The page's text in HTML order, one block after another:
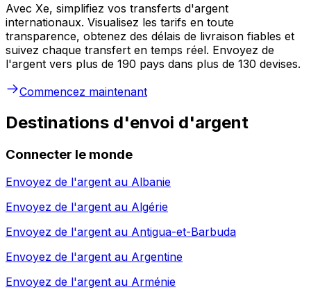
Avec Xe, simplifiez vos transferts d'argent
internationaux. Visualisez les tarifs en toute
transparence, obtenez des délais de livraison fiables et
suivez chaque transfert en temps réel. Envoyez de
l'argent vers plus de 190 pays dans plus de 130 devises.
Commencez maintenant
Destinations d'envoi d'argent
Connecter le monde
Envoyez de l'argent au Albanie
Envoyez de l'argent au Algérie
Envoyez de l'argent au Antigua-et-Barbuda
Envoyez de l'argent au Argentine
Envoyez de l'argent au Arménie